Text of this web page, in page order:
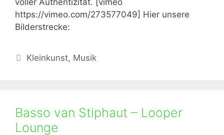
voller Authentizität. [vimeo
https://vimeo.com/273577049] Hier unsere
Bilderstrecke:
Kategorien
Kleinkunst, Musik
Basso van Stiphaut – Looper
Lounge